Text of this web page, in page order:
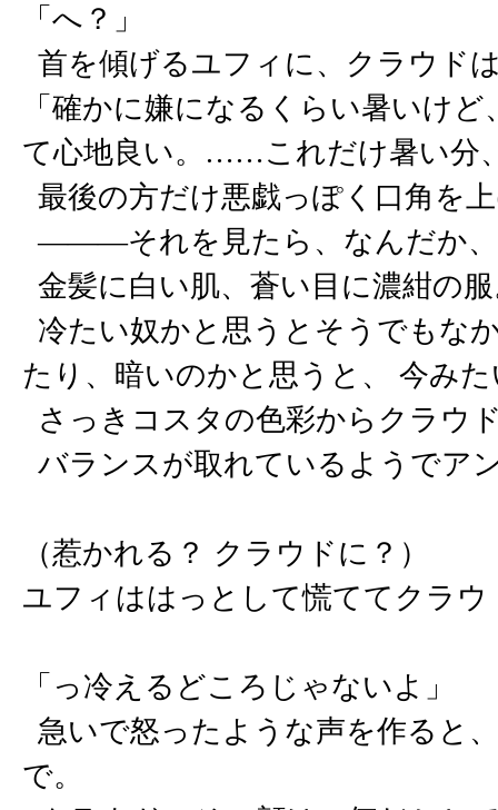
「へ？」
首を傾げるユフィに、クラウド
「確かに嫌になるくらい暑いけ
て心地良い。……これだけ暑い分
最後の方だけ悪戯っぽく口角を
―――それを見たら、なんだか、
金髪に白い肌、蒼い目に濃紺の
冷たい奴かと思うとそうでもな
たり、暗いのかと思うと、 今み
さっきコスタの色彩からクラウ
バランスが取れているようでア
（惹かれる？ クラウドに？）
ユフィははっとして慌ててクラ
「っ冷えるどころじゃないよ」
急いで怒ったような声を作ると
で。